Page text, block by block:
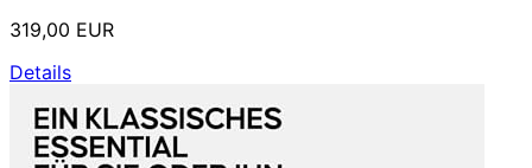
319,00 EUR
Details